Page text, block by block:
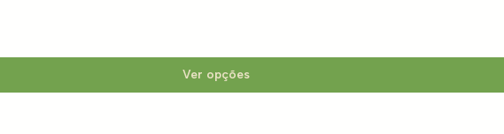
Ver opções